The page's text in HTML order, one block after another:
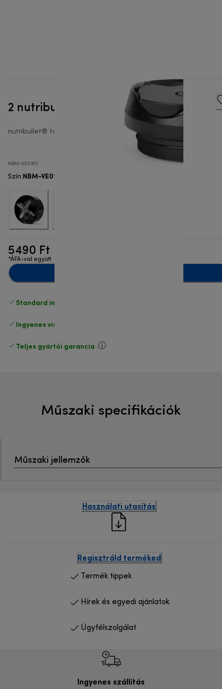
2 nutribullet Flip - To-go fedelek
nutribullet® tartozékok turmixgéphez
NBM-VE016Y
Szín:NBM-VE016Y
5490 Ft
*ÁFA-val együtt
Standard ingyenes kiszállítás
Ingyenes visszaküldés
Teljes gyártói garancia .
Műszaki specifikációk
Műszaki jellemzők
Használati utasítás
Regisztráld terméked
Termék tippek
Hírek és egyedi ajánlatok
Ügyfélszolgálat
Ingyenes szállítás